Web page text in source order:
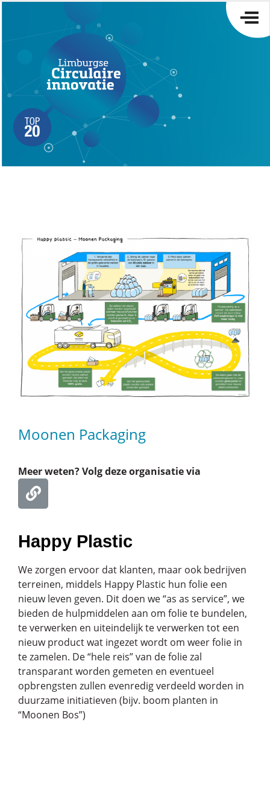
Moonen Packaging
Meer weten? Volg deze organisatie via
Happy Plastic
We zorgen ervoor dat klanten, maar ook bedrijven
terreinen, middels Happy Plastic hun folie een
nieuw leven geven. Dit doen we “as as service”, we
bieden de hulpmiddelen aan om folie te bundelen,
te verwerken en uiteindelijk te verwerken tot een
nieuw product wat ingezet wordt om weer folie in
te zamelen. De “hele reis” van de folie zal
transparant worden gemeten en eventueel
opbrengsten zullen evenredig verdeeld worden in
duurzame initiatieven (bijv. boom planten in
“Moonen Bos”)